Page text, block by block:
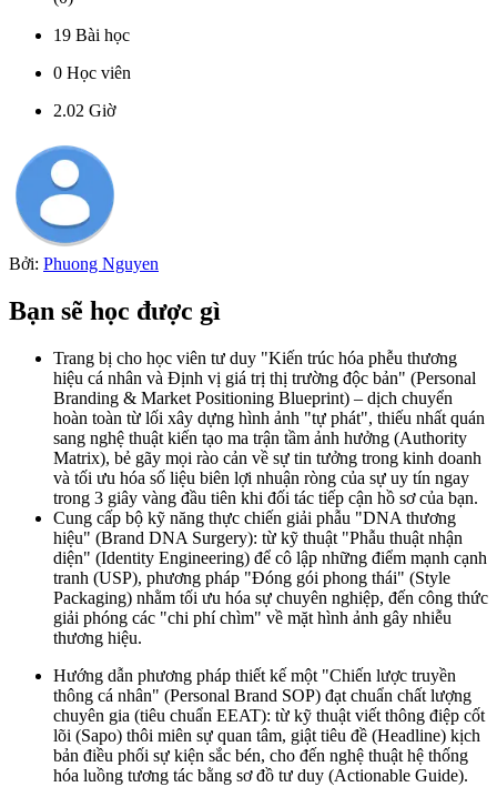
19 Bài học
0 Học viên
2.02 Giờ
Bởi: Phuong Nguyen
Bạn sẽ học được gì
Trang bị cho học viên tư duy "Kiến trúc hóa phễu thương
hiệu cá nhân và Định vị giá trị thị trường độc bản" (Personal
Branding & Market Positioning Blueprint) – dịch chuyển
hoàn toàn từ lối xây dựng hình ảnh "tự phát", thiếu nhất quán
sang nghệ thuật kiến tạo ma trận tầm ảnh hưởng (Authority
Matrix), bẻ gãy mọi rào cản về sự tin tưởng trong kinh doanh
và tối ưu hóa số liệu biên lợi nhuận ròng của sự uy tín ngay
trong 3 giây vàng đầu tiên khi đối tác tiếp cận hồ sơ của bạn.
Cung cấp bộ kỹ năng thực chiến giải phẫu "DNA thương
hiệu" (Brand DNA Surgery): từ kỹ thuật "Phẫu thuật nhận
diện" (Identity Engineering) để cô lập những điểm mạnh cạnh
tranh (USP), phương pháp "Đóng gói phong thái" (Style
Packaging) nhằm tối ưu hóa sự chuyên nghiệp, đến công thức
giải phóng các "chi phí chìm" về mặt hình ảnh gây nhiễu
thương hiệu.
Hướng dẫn phương pháp thiết kế một "Chiến lược truyền
thông cá nhân" (Personal Brand SOP) đạt chuẩn chất lượng
chuyên gia (tiêu chuẩn EEAT): từ kỹ thuật viết thông điệp cốt
lõi (Sapo) thôi miên sự quan tâm, giật tiêu đề (Headline) kịch
bản điều phối sự kiện sắc bén, cho đến nghệ thuật hệ thống
hóa luồng tương tác bằng sơ đồ tư duy (Actionable Guide).